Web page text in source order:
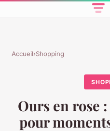
Accueil›Shopping
Ours en rose
pour